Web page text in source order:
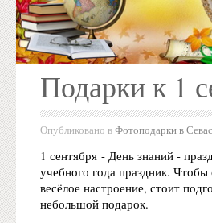
Подарки к 1
Опубликовано вФотоподарки в
1 сентября - День знаний -
учебного года праздник. Чтобы
весёлое настроение, стоит
небольшой подарок.